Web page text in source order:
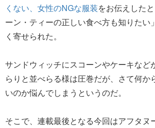
くない、女性のNGな服装をお伝えした
ーン・ティーの正しい食べ方も知りたい
く寄せられた。
サンドウィッチにスコーンやケーキなど
らりと並べらる様は圧巻だが、さて何か
いのか悩んでしまうというのだ。
そこで、連載最後となる今回はアフタヌ